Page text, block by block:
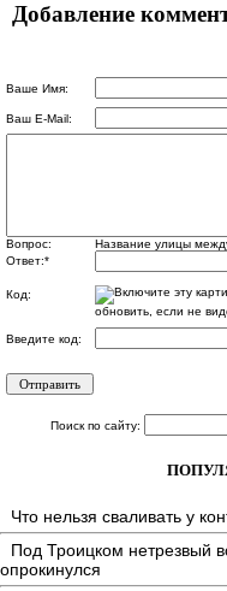
Добавление
Ваше Имя:
Ваш E-Mail:
Вопрос:
Название улицы
Ответ:*
Код:
обновить, если не
Введите код:
Поиск по сайту:
Что нельзя сваливать у
Под Троицком нетрезвый
опрокинулся